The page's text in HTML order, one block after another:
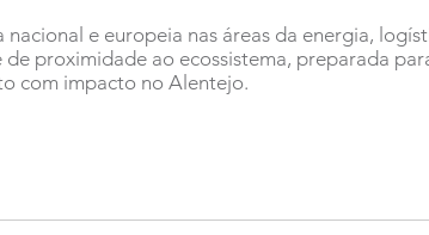
e europeia nas áreas da energia,
proximidade ao ecossistema, preparada
com impacto no Alentejo.